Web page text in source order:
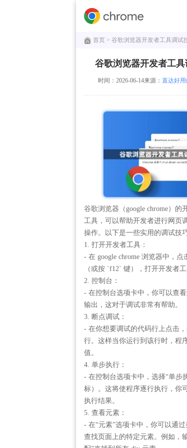
首页 > 谷歌浏览器开发者工具调试
谷歌浏览器开发者工
时间：2026-06-14来源： 直达好
谷歌浏览器（google chrome）的
工具，可以帮助开发者进行网页
操作。以下是一些实用的调试技
1. 打开开发者工具：
- 在 google chrome 浏览器中，
（或按 `f12` 键），打开开发者工
2. 控制台：
- 在控制台选项卡中，你可以查
输出，这对于调试非常有帮助。
3. 断点调试：
- 在你想要调试的代码行上点击
行。这样当你运行到该行时，程
值。
4. 单步执行：
- 在控制台选项卡中，选择“单步
标）。这将使程序逐行执行，你
执行结果。
5. 查看元素：
- 在“元素”选项卡中，你可以通
查找页面上的特定元素。例如，